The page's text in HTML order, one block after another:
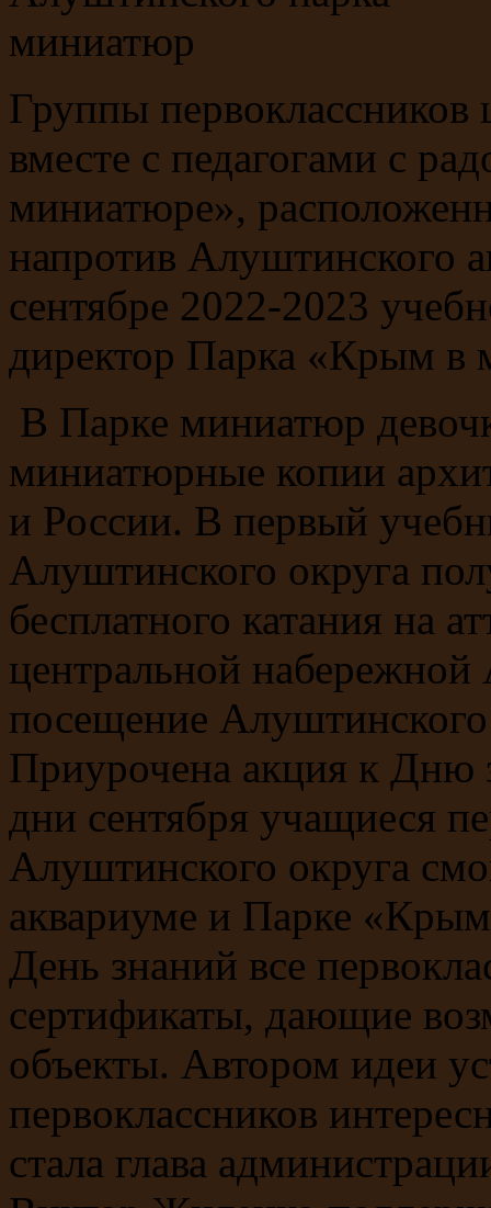
Группы
вместе с педагогами с
миниатюре»,
напротив Алуштинского
сентябре 2022-2023
директор Парка «Крым
В Парке миниатюр
миниатюрные копии
и России. В первый
Алуштинского округа
бесплатного катания на
центральной
посещение
Приурочена акция к Дню
дни сентября учащиеся
Алуштинского округа
аквариуме и Парке
День знаний все
сертификаты, дающие
объекты. Автором идеи
первоклассников
стала глава